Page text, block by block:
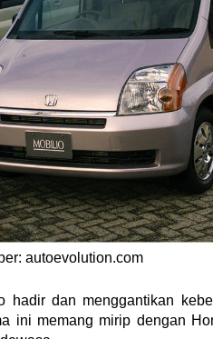
autoevolution.com
hadir dan menggantikan
ini memang mirip dengan